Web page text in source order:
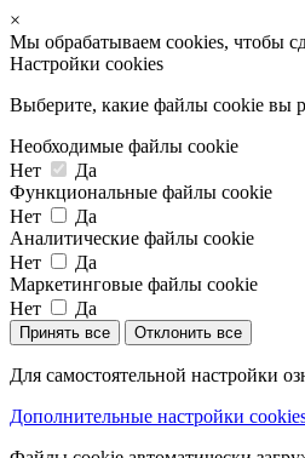
×
Мы обрабатываем cookies, чтобы
Настройки cookies
Выберите, какие файлы cookie вы
Необходимые файлы cookie
Нет
Да
Функциональные файлы cookie
Нет
Да
Аналитические файлы cookie
Нет
Да
Маркетинговые файлы cookie
Нет
Да
Принять все Отклонить все
Для самостоятельной настройки
Дополнительные настройки